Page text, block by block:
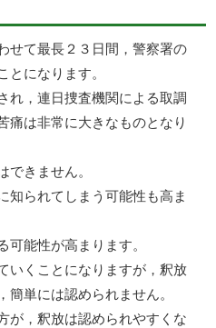
せて最長２３日間，警察署の
になります。
れ，連日捜査機関による取調
痛は非常に大きなものとなり
きません。
知られてしまう可能性も高ま
能性が高まります。
いくことになりますが，釈放
単には認められません。
が，釈放は認められやすくな